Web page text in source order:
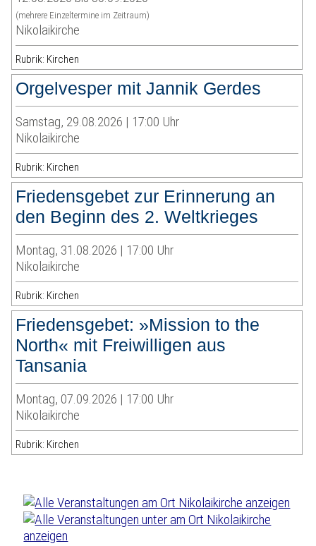
(mehrere Einzeltermine im Zeitraum)
Nikolaikirche
Rubrik: Kirchen
Orgelvesper mit Jannik Gerdes
Samstag, 29.08.2026 | 17:00 Uhr
Nikolaikirche
Rubrik: Kirchen
Friedensgebet zur Erinnerung an
den Beginn des 2. Weltkrieges
Montag, 31.08.2026 | 17:00 Uhr
Nikolaikirche
Rubrik: Kirchen
Friedensgebet: »Mission to the
North« mit Freiwilligen aus
Tansania
Montag, 07.09.2026 | 17:00 Uhr
Nikolaikirche
Rubrik: Kirchen